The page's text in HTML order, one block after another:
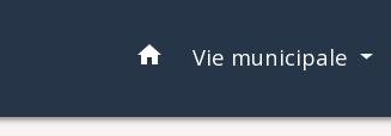
home Vie municipale